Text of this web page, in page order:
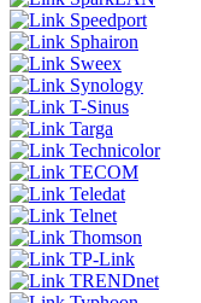
Speedport
Sphairon
Sweex
Synology
T-Sinus
Targa
Technicolor
TECOM
Teledat
Telnet
Thomson
TP-Link
TRENDnet